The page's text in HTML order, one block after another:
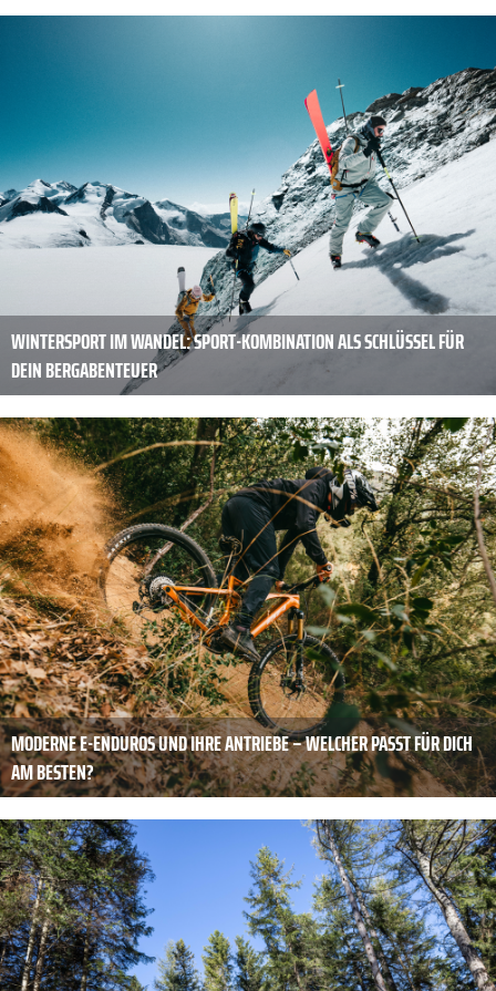
WINTERSPORT IM WANDEL: SPORT-KOMBINATION ALS SCHLÜSSEL FÜR
DEIN BERGABENTEUER
MODERNE E-ENDUROS UND IHRE ANTRIEBE – WELCHER PASST FÜR DICH
AM BESTEN?